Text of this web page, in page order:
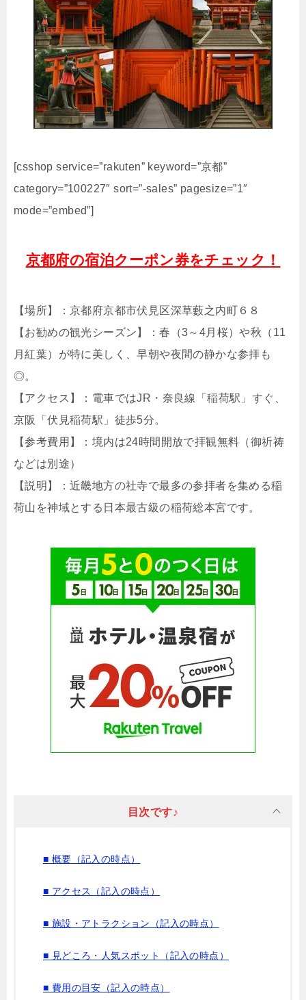
[csshop service=”rakuten” keyword=”京都”
category=”100227″ sort=”-sales” pagesize=”1″
mode=”embed”]
京都府の宿泊クーポン券をチェック！
【場所】：京都府京都市伏見区深草藪之内町６８
【お勧めの観光シーズン】：春（3～4月桜）や秋（11
月紅葉）が特に美しく、早朝や夜間の静かな参拝も
◎。
【アクセス】：電車ではJR・奈良線「稲荷駅」すぐ、
京阪「伏見稲荷駅」徒歩5分。
【参考費用】：境内は24時間開放で拝観無料（御祈祷
などは別途）
【説明】：近畿地方の社寺で最多の参拝者を集める稲
荷山を神域とする日本最古級の稲荷総本宮です。
目次です♪
■ 概要（記入の時点）
■ アクセス（記入の時点）
■ 施設・アトラクション（記入の時点）
■ 見どころ・人気スポット（記入の時点）
■ 費用の目安（記入の時点）